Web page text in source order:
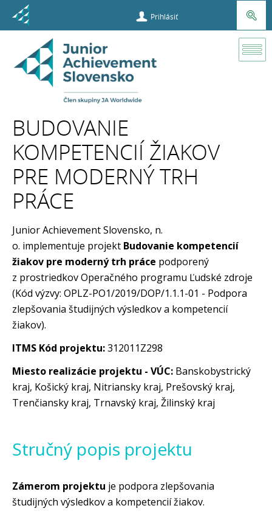
Prihlásiť
BUDOVANIE
KOMPETENCIÍ ŽIAKOV
PRE MODERNÝ TRH
PRÁCE
Junior Achievement Slovensko, n.
o. implementuje projekt Budovanie kompetencií
žiakov pre moderný trh práce podporený
z prostriedkov Operačného programu Ľudské zdroje
(Kód výzvy: OPLZ-PO1/2019/DOP/1.1.1-01 - Podpora
zlepšovania študijných výsledkov a kompetencií
žiakov).
ITMS Kód projektu:312011Z298
Miesto realizácie projektu - VÚC: Banskobystrický
kraj, Košický kraj, Nitriansky kraj, Prešovský kraj,
Trenčiansky kraj, Trnavský kraj, Žilinský kraj
Stručný popis projektu
Zámerom projektu je podpora zlepšovania
študijných výsledkov a kompetencií žiakov.